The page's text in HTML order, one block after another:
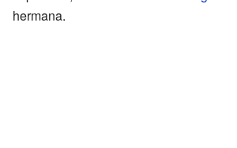
hermana.